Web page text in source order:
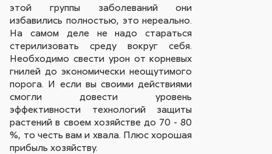
этой группы заболеваний они
избавились полностью, это нереально.
На самом деле не надо стараться
стерилизовать среду вокруг себя.
Необходимо свести урон от корневых
гнилей до экономически неощутимого
порога. И если вы своими действиями
смогли довести уровень
эффективности технологий защиты
растений в своем хозяйстве до 70 - 80
%, то честь вам и хвала. Плюс хорошая
прибыль хозяйству.